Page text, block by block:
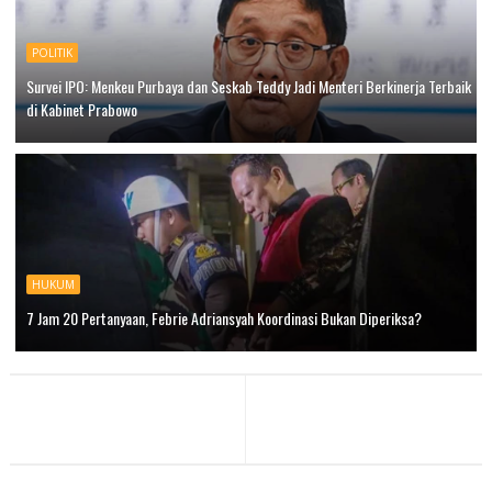
POLITIK
Survei IPO: Menkeu Purbaya dan Seskab Teddy Jadi Menteri Berkinerja Terbaik
di Kabinet Prabowo
HUKUM
7 Jam 20 Pertanyaan, Febrie Adriansyah Koordinasi Bukan Diperiksa?